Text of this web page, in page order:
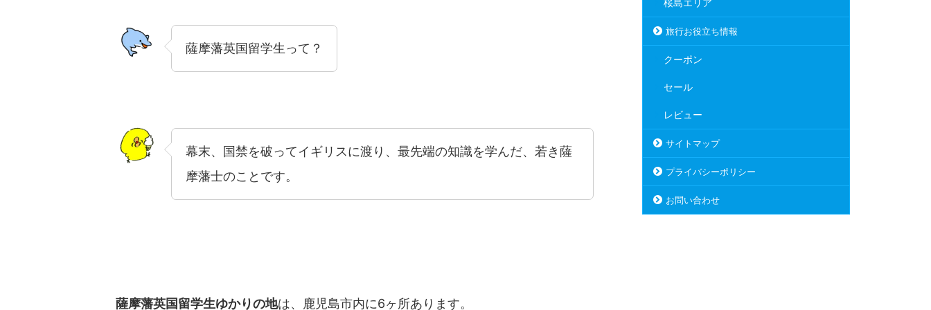
薩摩藩英国留学生って？
幕末、国禁を破ってイギリスに渡り、最先端の知識を学んだ、若き薩
摩藩士のことです。
薩摩藩英国留学生ゆかりの地は、鹿児島市内に6ヶ所あります。
桜島エリア
旅行お役立ち情報
クーポン
セール
レビュー
サイトマップ
プライバシーポリシー
お問い合わせ